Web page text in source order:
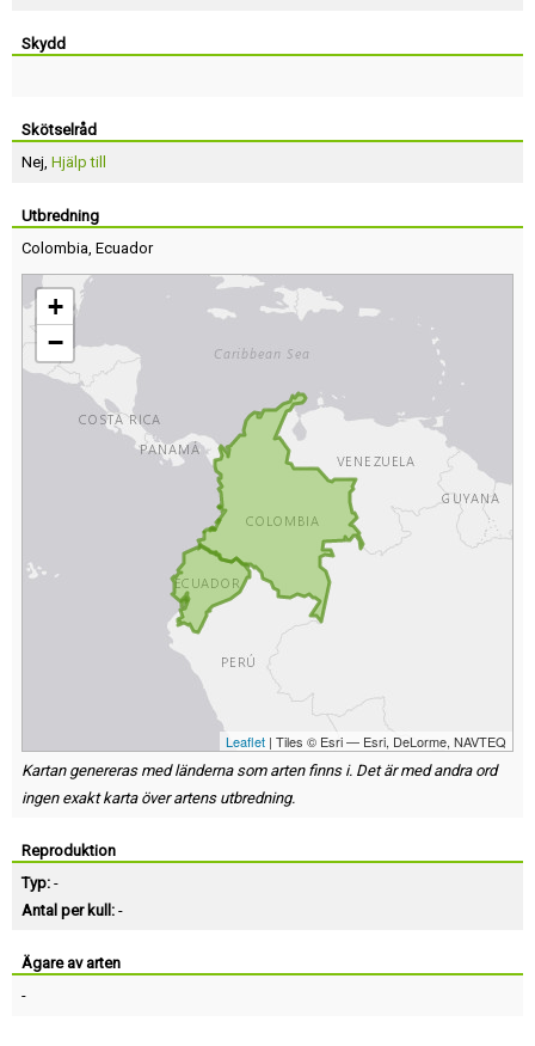
Skydd
Skötselråd
Nej, Hjälp till
Utbredning
Colombia, Ecuador
+
−
Leaflet | Tiles © Esri — Esri, DeLorme, NAVTEQ
Kartan genereras med länderna som arten finns i. Det är med andra ord
ingen exakt karta över artens utbredning.
Reproduktion
Typ: -
Antal per kull: -
Ägare av arten
-